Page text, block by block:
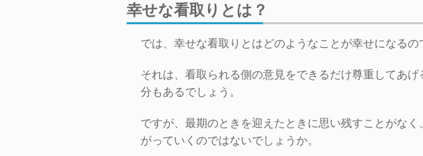
幸せな看取りとは？
では、幸せな看取りとはどのようなことが幸せになるの
それは、看取られる側の意見をできるだけ尊重してあ
分もあるでしょう。
ですが、最期のときを迎えたときに思い残すことがな
がっていくのではないでしょうか。